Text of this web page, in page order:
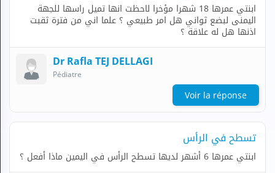
ابنتي عمرها 18 شهرا مؤخرا لاحظت انها تميل راسها للجهة
اليمنى لبضع ثواني هل امر طبيعي ؟ علما اني من فترة ثقبت
اذنها هل له علاقة ؟
Dr Rafla TEJ DELLAGI
Pédiatre
Voir la réponse
تسطح في الرأس
ابنتي عمرها 6 أشهر لديها تسطح الرأس في اليمين ماذا أفعل ؟